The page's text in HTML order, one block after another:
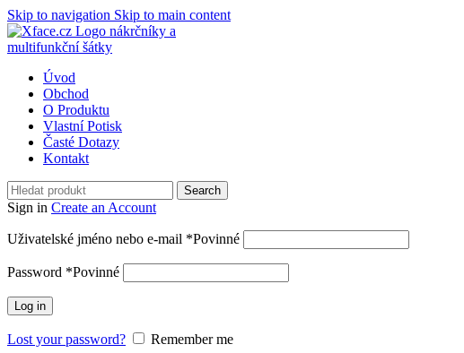
Skip to navigation Skip to main content
Úvod
Obchod
O Produktu
Vlastní Potisk
Časté Dotazy
Kontakt
Search
Sign in Create an Account
Uživatelské jméno nebo e-mail *Povinné
Password *Povinné
Log in
Lost your password?
Remember me